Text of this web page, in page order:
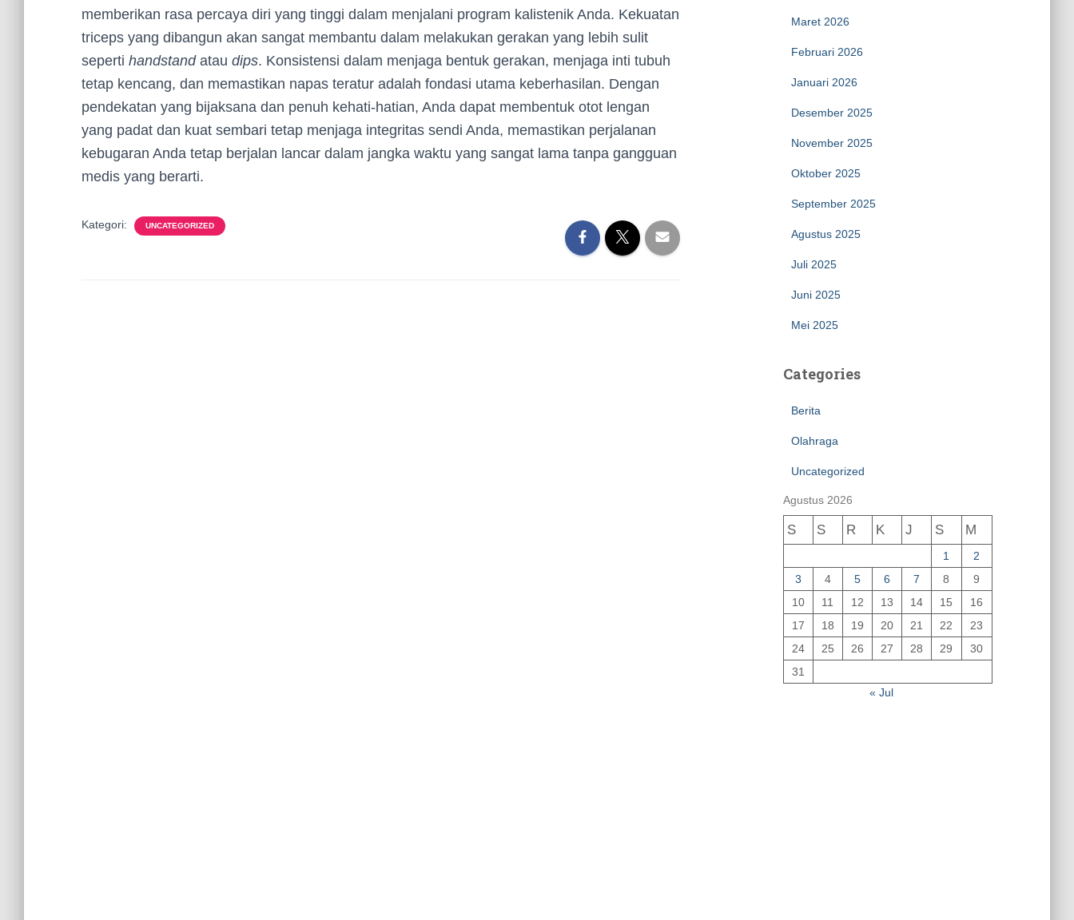
memberikan rasa percaya diri yang tinggi dalam menjalani program kalistenik Anda. Kekuatan
triceps yang dibangun akan sangat membantu dalam melakukan gerakan yang lebih sulit
seperti handstandatau dips. Konsistensi dalam menjaga bentuk gerakan, menjaga inti tubuh
tetap kencang, dan memastikan napas teratur adalah fondasi utama keberhasilan. Dengan
pendekatan yang bijaksana dan penuh kehati-hatian, Anda dapat membentuk otot lengan
yang padat dan kuat sembari tetap menjaga integritas sendi Anda, memastikan perjalanan
kebugaran Anda tetap berjalan lancar dalam jangka waktu yang sangat lama tanpa gangguan
medis yang berarti.
Kategori: UNCATEGORIZED
Maret 2026
Februari 2026
Januari 2026
Desember 2025
November 2025
Oktober 2025
September 2025
Agustus 2025
Juli 2025
Juni 2025
Mei 2025
Categories
Berita
Olahraga
Uncategorized
Agustus 2026
S S R K J S M
1
2
3
4 5 6 7 8
9
10
11 12 13 14 15
16
17
18 19 20 21 22
23
24
25 26 27 28 29
30
31
« Jul